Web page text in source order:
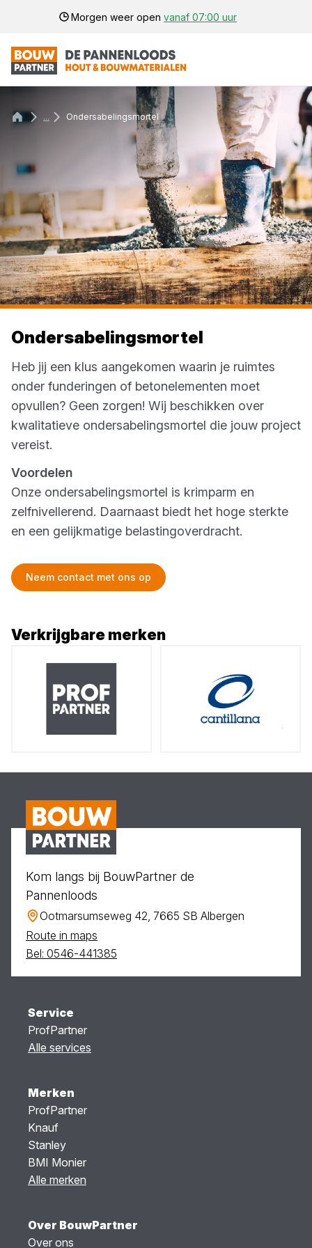
Morgen weer open vanaf 07:00 uur
... Ondersabelingsmortel
Ondersabelingsmortel
Heb jij een klus aangekomen waarin je ruimtes
onder funderingen of betonelementen moet
opvullen? Geen zorgen! Wij beschikken over
kwalitatieve ondersabelingsmortel die jouw project
vereist.
Voordelen
Onze ondersabelingsmortel is krimparm en
zelfnivellerend. Daarnaast biedt het hoge sterkte
en een gelijkmatige belastingoverdracht.
Neem contact met ons op
Verkrijgbare merken
Kom langs bij BouwPartner de
Pannenloods
Ootmarsumseweg 42, 7665 SB Albergen
Route in maps
Bel: 0546-441385
Service
ProfPartner
Alle services
Merken
ProfPartner
Knauf
Stanley
BMI Monier
Alle merken
Over BouwPartner
Over ons